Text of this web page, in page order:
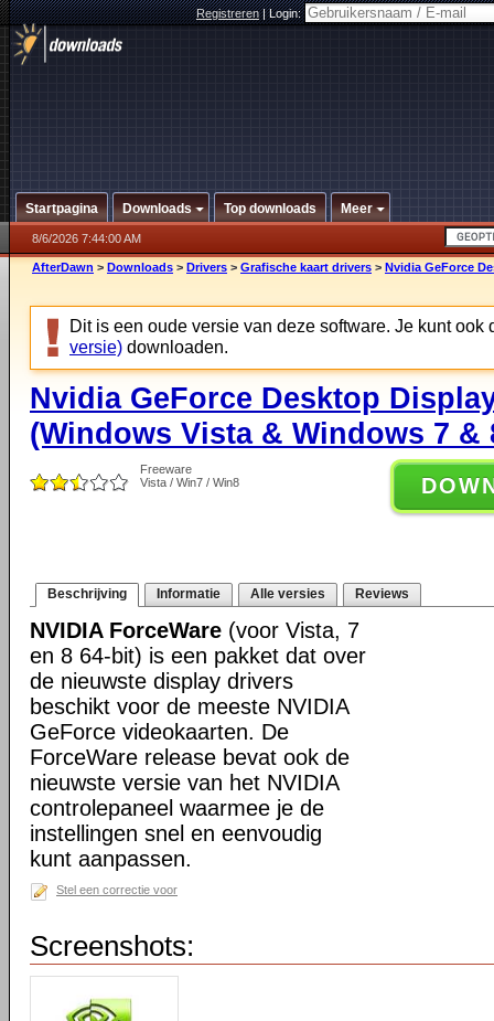
Registreren|Login:
Startpagina Downloads Top downloads Meer
8/6/2026 7:44:00 AM
AfterDawn > Downloads > Drivers > Grafische kaart drivers > Nvidia GeForce
Dit is een oude versie van deze software. Je kunt ook
versie) downloaden.
Nvidia GeForce Desktop
(Windows Vista & Windows 7 &
Freeware
Vista / Win7 / Win8
Beschrijving Informatie Alle versies Reviews
NVIDIA ForceWare (voor Vista, 7
en 8 64-bit) is een pakket dat over
de nieuwste display drivers
beschikt voor de meeste NVIDIA
GeForce videokaarten. De
ForceWare release bevat ook de
nieuwste versie van het NVIDIA
controlepaneel waarmee je de
instellingen snel en eenvoudig
kunt aanpassen.
Stel een correctie voor
Screenshots: